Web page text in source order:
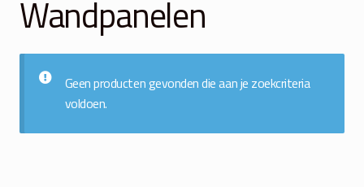
Winkelmand
Veelgestelde vragen
Wandpanelen
Geen producten gevonden die aan je zoekcriteria
voldoen.